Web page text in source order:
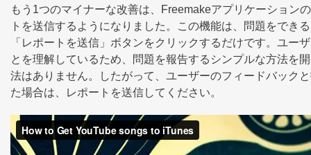
もう1つのマイナーな改善は、Freemakeアプリケーション
トを送信するようになりました。この機能は、問題をでき
「レポートを送信」ボタンをクリックするだけです。ユ
とを理解しているため、問題を報告するシンプルな方法を
法はありません。したがって、ユーザーのフィードバック
た場合は、レポートを送信してください。